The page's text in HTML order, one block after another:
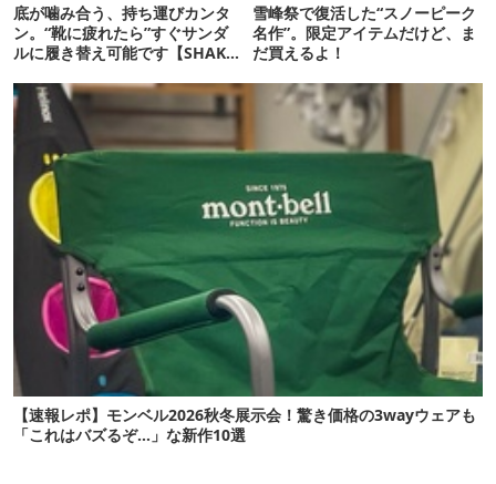
底が噛み合う、持ち運びカンタ
ン。“靴に疲れたら”すぐサンダ
ルに履き替え可能です【SHAKA
雪峰祭で復活した“スノーピーク
名作”。限定アイテムだけど、ま
だ買えるよ！
【速報レポ】モンベル2026秋冬展示会！驚き価格の3wayウェアも
「これはバズるぞ…」な新作10選